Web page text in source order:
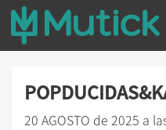
20 AGOSTO de 2025 a